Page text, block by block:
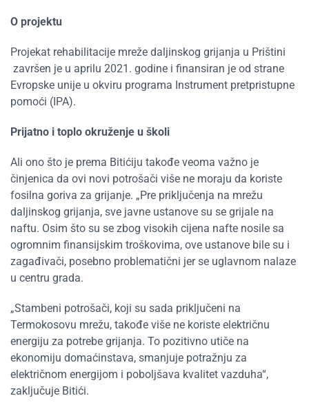
O projektu
Projekat rehabilitacije mreže daljinskog grijanja u Prištini
završen je u aprilu 2021. godine i finansiran je od strane
Evropske unije u okviru programa Instrument pretpristupne
pomoći (IPA).
Prijatno i toplo okruženje u školi
Ali ono što je prema Bitićiju takođe veoma važno je
činjenica da ovi novi potrošači više ne moraju da koriste
fosilna goriva za grijanje. „Pre priključenja na mrežu
daljinskog grijanja, sve javne ustanove su se grijale na
naftu. Osim što su se zbog visokih cijena nafte nosile sa
ogromnim finansijskim troškovima, ove ustanove bile su i
zagađivači, posebno problematični jer se uglavnom nalaze
u centru grada.
„Stambeni potrošači, koji su sada priključeni na
Termokosovu mrežu, takođe više ne koriste električnu
energiju za potrebe grijanja. To pozitivno utiče na
ekonomiju domaćinstava, smanjuje potražnju za
električnom energijom i poboljšava kvalitet vazduha“,
zaključuje Bitići.